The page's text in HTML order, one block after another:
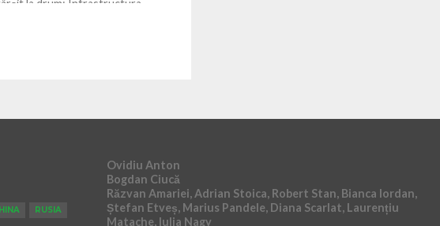
la drum: Infrastructura
RUSIA
Ovidiu Anton
Bogdan Ciucă
Răzvan Amariei, Adrian Stoica, Robert Stan, Bianca Iordan,
Ștefan Etveș, Marius Pandele, Diana Scarlat, Laurențiu
Matache, Iulia Nagy